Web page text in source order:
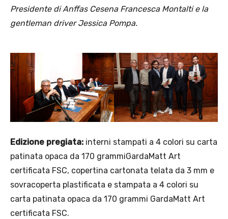
Presidente di Anffas Cesena Francesca Montalti e la
gentleman driver Jessica Pompa.
Edizione pregiata: interni stampati a 4 colori su carta
patinata opaca da 170 grammiGardaMatt Art
certificata FSC, copertina cartonata telata da 3 mm e
sovracoperta plastificata e stampata a 4 colori su
carta patinata opaca da 170 grammi GardaMatt Art
certificata FSC.